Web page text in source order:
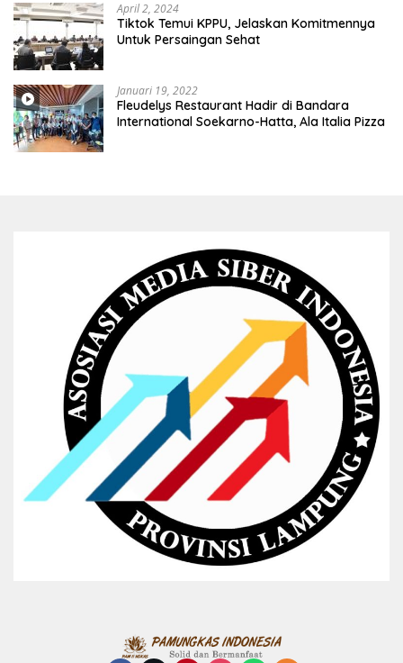
April 2, 2024
Tiktok Temui KPPU, Jelaskan Komitmennya
Untuk Persaingan Sehat
Januari 19, 2022
Fleudelys Restaurant Hadir di Bandara
International Soekarno-Hatta, Ala Italia Pizza